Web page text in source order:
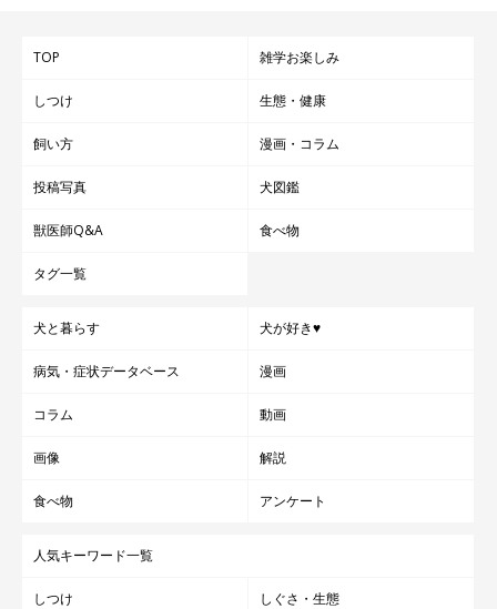
TOP 雑学お楽しみ
しつけ 生態・健康
飼い方 漫画・コラム
投稿写真 犬図鑑
獣医師Q&A 食べ物
タグ一覧
犬と暮らす 犬が好き♥
病気・症状データベース 漫画
コラム 動画
画像 解説
食べ物 アンケート
人気キーワード一覧
しつけ しぐさ・生態